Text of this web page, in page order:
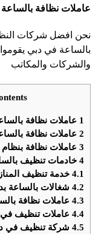
عاملات نظافة
نحن افضل شركات
بالساعة في دبي
والشركات والمكاتب
1 عاملات نظافة
2 عاملات نظافة
3 عاملات نظافة
4 خادمات تنظيف
4.1 خدمة تنظيف
4.2 شغالات بالساعة
4.3 عاملات نظافة
4.4 عاملات تنظيف
4.5 شركة تنظيف في